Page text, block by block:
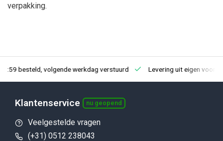
verpakking.
besteld, volgende werkdag verstuurd Levering uit eigen
Klantenservice nu geopend
Veelgestelde vragen
(+31) 0512 238043